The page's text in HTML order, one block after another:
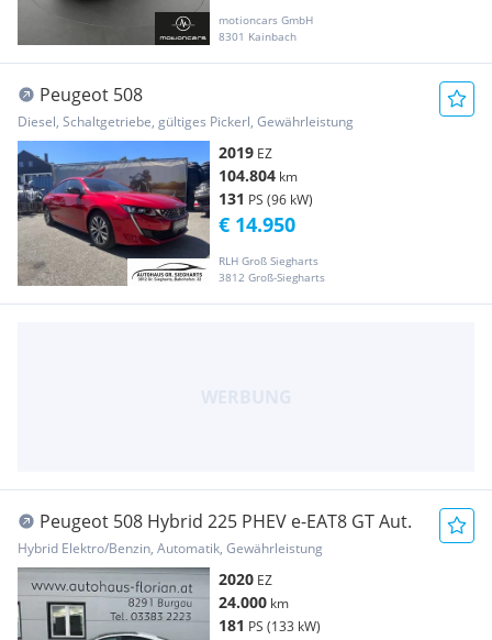
motioncars GmbH
8301 Kainbach
Peugeot 508
Diesel, Schaltgetriebe, gültiges Pickerl, Gewährleistung
2019 EZ
104.804 km
131 PS (96 kW)
RLH Groß Siegharts
3812 Groß-Siegharts
€ 14.950
Peugeot 508 Hybrid 225 PHEV e-EAT8 GT Aut.
Hybrid Elektro/Benzin, Automatik, Gewährleistung
2020 EZ
24.000 km
181 PS (133 kW)